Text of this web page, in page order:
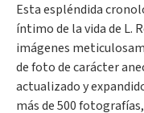
Esta espléndida
íntimo de la vida de L.
imágenes
de foto de carácter
actualizado y
más de 500